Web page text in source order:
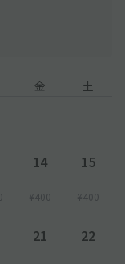
金 土
14
¥400
15
¥400
21 22